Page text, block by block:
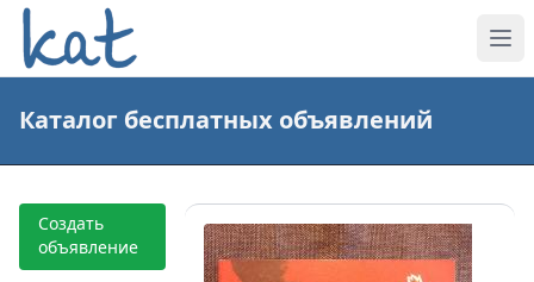
Каталог бесплатных объявлений
Создать
объявление